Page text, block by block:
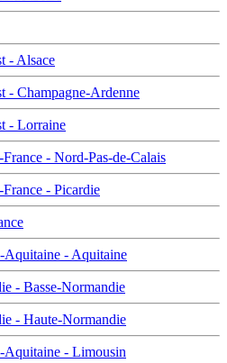
- Alsace
- Champagne-Ardenne
- Lorraine
- Nord-Pas-de-Calais
- Picardie
- Aquitaine
- Basse-Normandie
- Haute-Normandie
Aquitaine - Limousin